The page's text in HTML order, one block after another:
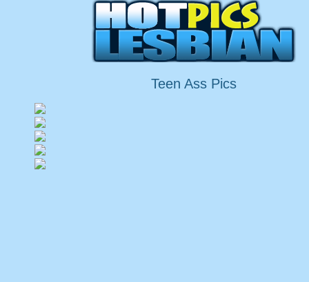
Teen Ass Pics